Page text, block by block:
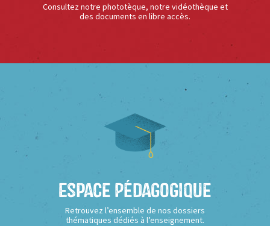
Consultez notre phototèque, notre vidéothèque et
des documents en libre accès.
Espace Pédagogique
Retrouvez l’ensemble de nos dossiers
thématiques dédiés à l’enseignement.